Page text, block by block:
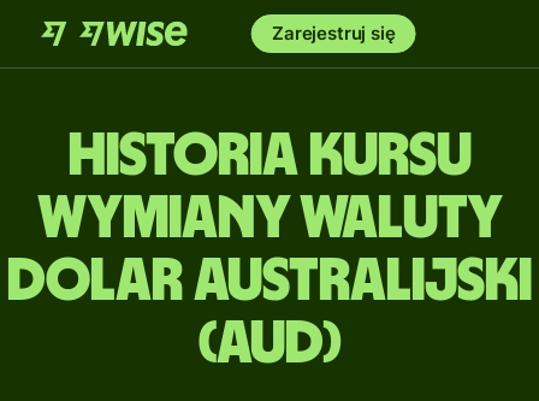
Zarejestruj się
Historia kursu
wymiany waluty
dolar australijski
(AUD)